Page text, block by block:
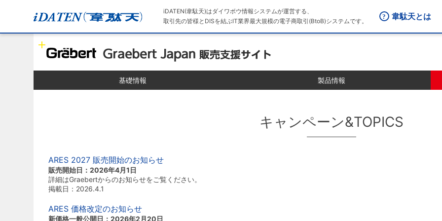
iDATEN(韋駄天)はダイワボウ情報システムが運営する、
取引先の皆様とDISを結ぶIT業界最大規模の電子商取引(BtoB)システムです。
韋駄天とは
基礎情報 製品情報
キャンペーン&TOPICS
ARES 2027 販売開始のお知らせ
販売開始日：2026年4月1日
詳細はGraebertからのお知らせをご覧ください。
掲載日：2026.4.1
ARES 価格改定のお知らせ
新価格一般公開日：2026年2月20日